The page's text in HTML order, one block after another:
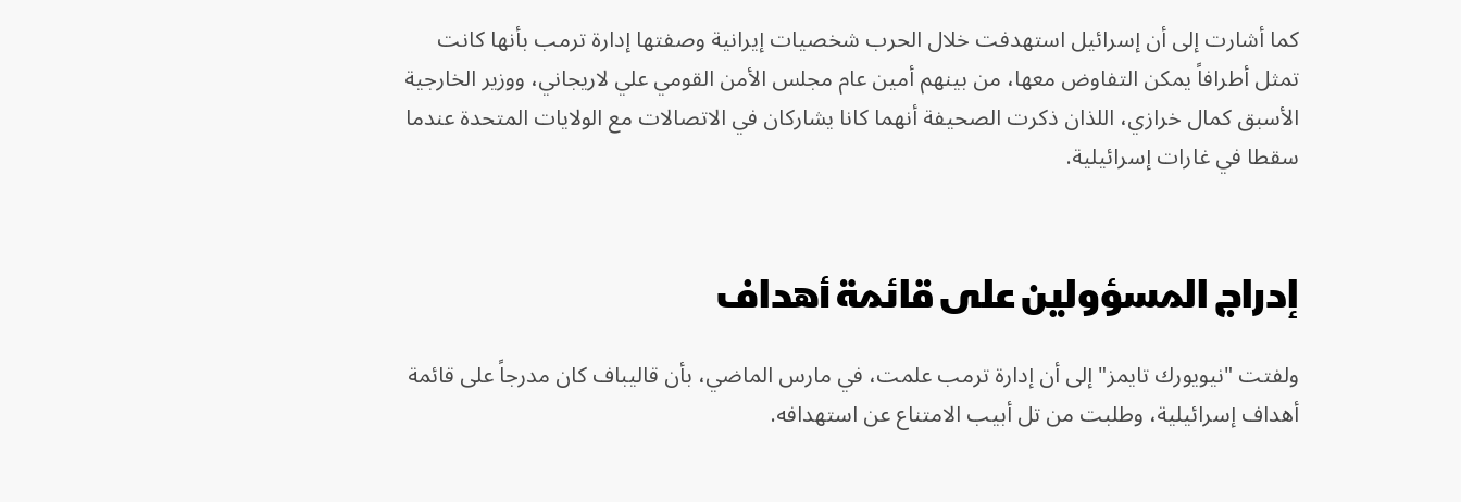
كما أشارت إلى أن إسرائيل استهدفت خلال الحرب شخصيات إيرانية وصفتها إدارة ترمب بأنها كانت
تمثل أطرافاً يمكن التفاوض معها، من بينهم أمين عام مجلس الأمن القومي علي لاريجاني، ووزير الخارجية
الأسبق كمال خرازي، اللذان ذكرت الصحيفة أنهما كانا يشاركان في الاتصالات مع الولايات المتحدة عندما
سقطا في غارات إسرائيلية.
إدراج المسؤولين على قائمة أهداف
ولفتت "نيويورك تايمز" إلى أن إدارة ترمب علمت، في مارس الماضي، بأن قاليباف كان مدرجاً على قائمة
أهداف إسرائيلية، وطلبت من تل أبيب الامتناع عن استهدافه.